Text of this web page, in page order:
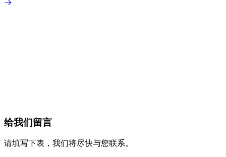
给我们留言
请填写下表，我们将尽快与您联系。